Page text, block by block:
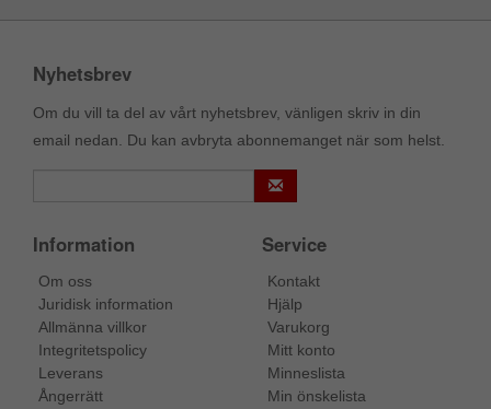
Nyhetsbrev
Om du vill ta del av vårt nyhetsbrev, vänligen skriv in din
email nedan. Du kan avbryta abonnemanget när som helst.
Information
Om oss
Juridisk information
Allmänna villkor
Integritetspolicy
Leverans
Ångerrätt
Service
Kontakt
Hjälp
Varukorg
Mitt konto
Minneslista
Min önskelista